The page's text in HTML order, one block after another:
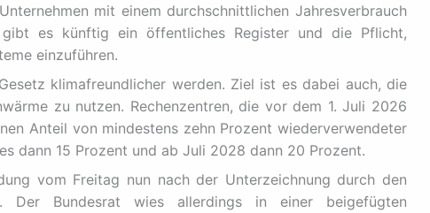
mit einem durchschnittlichen Jahresverbrauch
es künftig ein öffentliches Register und die Pflicht,
einzuführen.
klimafreundlicher werden. Ziel ist es dabei auch, die
zu nutzen. Rechenzentren, die vor dem 1. Juli 2026
Anteil von mindestens zehn Prozent wiederverwendeter
dann 15 Prozent und ab Juli 2028 dann 20 Prozent.
vom Freitag nun nach der Unterzeichnung durch den
Der Bundesrat wies allerdings in einer beigefügten